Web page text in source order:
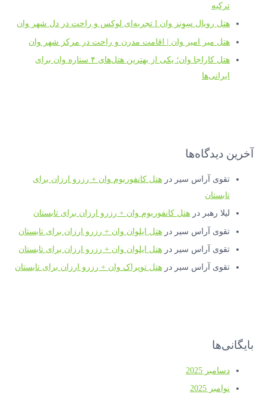
ترکیه
هتل رویال سِوِنز وان l تجربه‌ای لوکس و راحت در دل شهر وان
هتل میر امیر وان | اقامت مدرن و راحت در مرکز شهر وان
هتل کاراجا وان؛ یکی از بهترین هتل‌های ۴ ستاره وان برای
ایرانی‌ها
آخرین دیدگاه‌ها
تقوی آراس سیر درهتل کانفوریوم وان + رزرو ارزان برای
تابستان
لیلا رهبر درهتل کانفوریوم وان + رزرو ارزان برای تابستان
تقوی آراس سیر درهتل ایلوان وان + رزرو ارزان برای تابستان
تقوی آراس سیر درهتل ایلوان وان + رزرو ارزان برای تابستان
تقوی آراس سیر درهتل توپراک وان + رزرو ارزان برای تابستان
بایگانی‌ها
دسامبر 2025
نوامبر 2025